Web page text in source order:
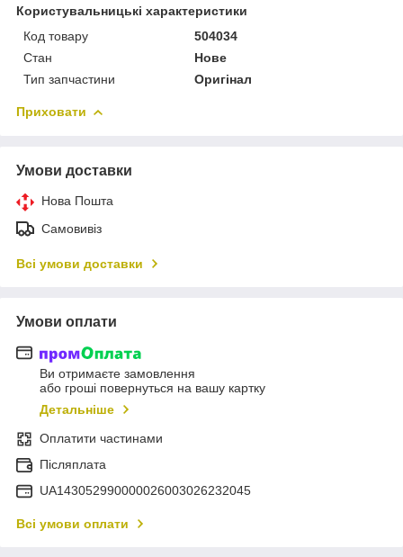
Користувальницькі характеристики
Код товару
504034
Стан
Нове
Тип запчастини
Оригінал
Приховати
Умови доставки
Нова Пошта
Самовивіз
Всі умови доставки
Умови оплати
Ви отримаєте замовлення
або гроші повернуться на вашу картку
Детальніше
Оплатити частинами
Післяплата
UA143052990000026003026232045
Всі умови оплати